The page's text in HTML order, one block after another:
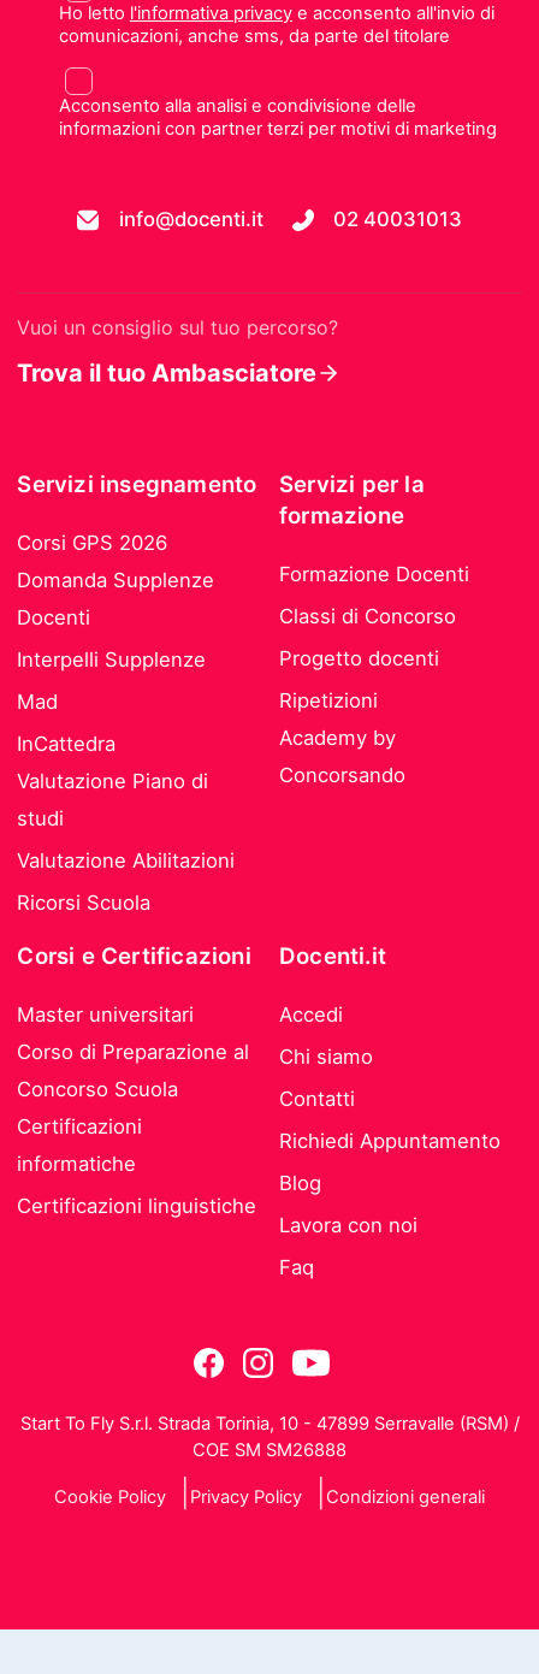
Ho letto l'informativa privacye acconsento all'invio di
comunicazioni, anche sms, da parte del titolare
Acconsento alla analisi e condivisione delle
informazioni con partner terzi per motivi di marketing
info@docenti.it 02 40031013
Vuoi un consiglio sul tuo percorso?
Trova il tuo Ambasciatore
Servizi insegnamento
Corsi GPS 2026
Domanda Supplenze
Docenti
Interpelli Supplenze
Mad
InCattedra
Valutazione Piano di
studi
Valutazione Abilitazioni
Ricorsi Scuola
Servizi per la
formazione
Formazione Docenti
Classi di Concorso
Progetto docenti
Ripetizioni
Academy by
Concorsando
Corsi e Certificazioni
Master universitari
Corso di Preparazione al
Concorso Scuola
Certificazioni
informatiche
Certificazioni linguistiche
Docenti.it
Accedi
Chi siamo
Contatti
Richiedi Appuntamento
Blog
Lavora con noi
Faq
Start To Fly S.r.l. Strada Torinia, 10 - 47899 Serravalle (RSM) /
COE SM SM26888
Cookie Policy Privacy Policy Condizioni generali